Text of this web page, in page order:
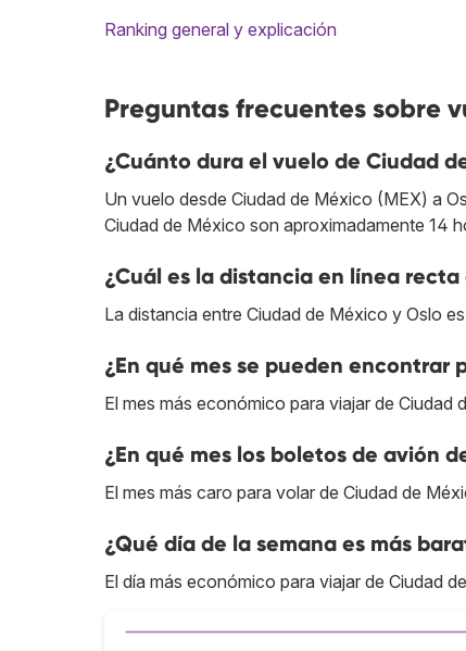
Ranking general y explicación
Preguntas frecuentes sobre
¿Cuánto dura el vuelo de Ciudad
Un vuelo desde Ciudad de México (MEX) a
Ciudad de México son aproximadamente 14
¿Cuál es la distancia en línea
La distancia entre Ciudad de México y Oslo
¿En qué mes se pueden encontrar
El mes más económico para viajar de Ciudad
¿En qué mes los boletos de avión
El mes más caro para volar de Ciudad de
¿Qué día de la semana es más
El día más económico para viajar de Ciudad